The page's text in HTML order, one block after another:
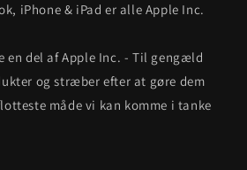
iPhone & iPad er alle Apple Inc.
en del af Apple Inc. - Til gengæld
og stræber efter at gøre dem
måde vi kan komme i tanke